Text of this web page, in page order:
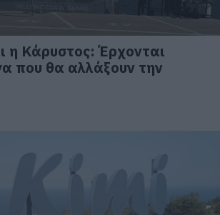
η Κάρυστος: Έρχονται
που θα αλλάξουν την